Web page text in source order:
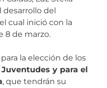
desarrollo del
cual inició con la
8 de marzo.
la elección de los
y para el
, que tendrán su